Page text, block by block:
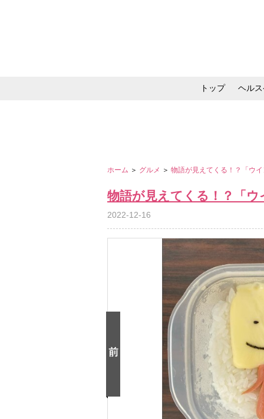
トップ ヘル
ホーム ＞ グルメ ＞ 物語が見えてくる！？「ウ
物語が見えてくる！？「
2022-12-16